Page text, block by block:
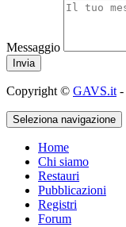
Messaggio
Copyright © GAVS.it-
Seleziona navigazione
Home
Chi siamo
Restauri
Pubblicazioni
Registri
Forum